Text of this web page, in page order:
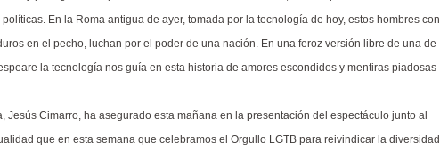
En la Roma antigua de ayer, tomada por la tecnología de hoy, estos hombres con
en el pecho, luchan por el poder de una nación. En una feroz versión libre de una de
la tecnología nos guía en esta historia de amores escondidos y mentiras piadosas
Jesús Cimarro, ha asegurado esta mañana en la presentación del espectáculo junto al
que en esta semana que celebramos el Orgullo LGTB para reivindicar la diversidad